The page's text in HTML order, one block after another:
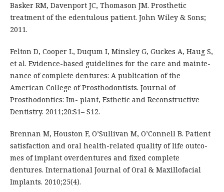
Basker RM, Davenport JC, Thomason JM. Prosthetic
treatment of the edentulous patient. John Wiley & Sons;
2011.
Felton D, Cooper L, Duqum I, Minsley G, Guckes A, Haug S,
et al. Evidence-based guidelines for the care and mainte-
nance of complete dentures: A publication of the
American College of Prosthodontists. Journal of
Prosthodontics: Im- plant, Esthetic and Reconstructive
Dentistry. 2011;20:S1– S12.
Brennan M, Houston F, O’Sullivan M, O’Connell B. Patient
satisfaction and oral health-related quality of life outco-
mes of implant overdentures and fixed complete
dentures. International Journal of Oral & Maxillofacial
Implants. 2010;25(4).